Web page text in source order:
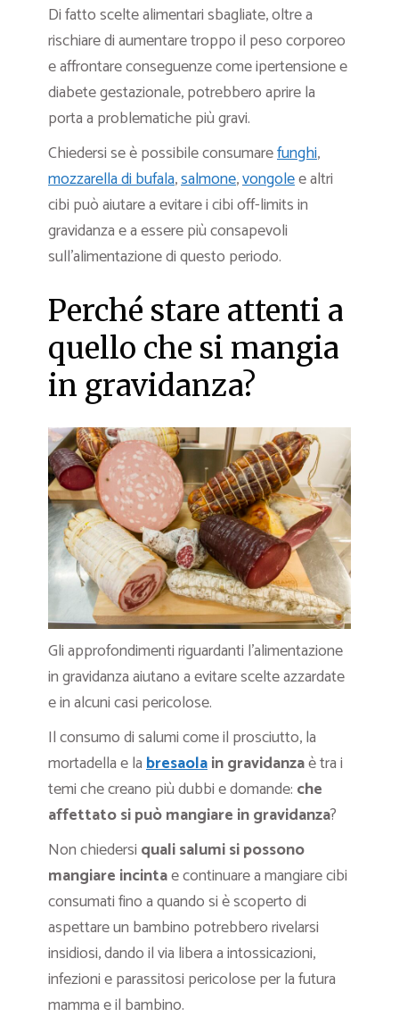
Di fatto scelte alimentari sbagliate, oltre a
rischiare di aumentare troppo il peso corporeo
e affrontare conseguenze come ipertensione e
diabete gestazionale, potrebbero aprire la
porta a problematiche più gravi.
Chiedersi se è possibile consumarefunghi,
mozzarella di bufala,salmone,vongolee altri
cibi può aiutare a evitare i cibi off-limits in
gravidanza e a essere più consapevoli
sull’alimentazione di questo periodo.
Perché stare attenti a
quello che si mangia
in gravidanza?
Gli approfondimenti riguardanti l’alimentazione
in gravidanza aiutano a evitare scelte azzardate
e in alcuni casi pericolose.
Il consumo di salumi come il prosciutto, la
mortadella e labresaolain gravidanzaè tra i
temi che creano più dubbi e domande: che
affettato si può mangiare in gravidanza?
Non chiedersi quali salumi si possono
mangiare incintae continuare a mangiare cibi
consumati fino a quando si è scoperto di
aspettare un bambino potrebbero rivelarsi
insidiosi, dando il via libera a intossicazioni,
infezioni e parassitosi pericolose per la futura
mamma e il bambino.